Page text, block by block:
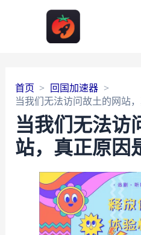
首页
回国加速器
当我们无法访问故土的网站
当我们无法访
站，真正原因